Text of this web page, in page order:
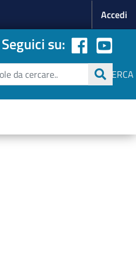
Accedi
Seguici su:
Cerca
CERCA